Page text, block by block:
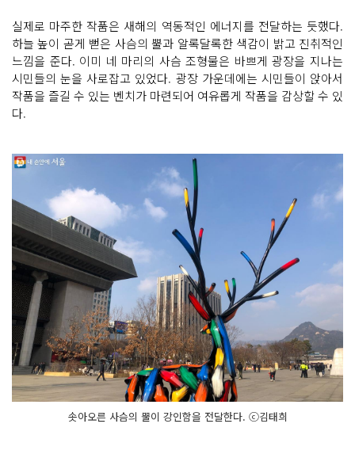
실제로 마주한 작품은 새해의 역동적인 에너지를 전달하는 듯했다.
하늘 높이 곧게 뻗은 사슴의 뿔과 알록달록한 색감이 밝고 진취적인
느낌을 준다. 이미 네 마리의 사슴 조형물은 바쁘게 광장을 지나는
시민들의 눈을 사로잡고 있었다. 광장 가운데에는 시민들이 앉아서
작품을 즐길 수 있는 벤치가 마련되어 여유롭게 작품을 감상할 수 있
다.
솟아오른 사슴의 뿔이 강인함을 전달한다. ⓒ김태희